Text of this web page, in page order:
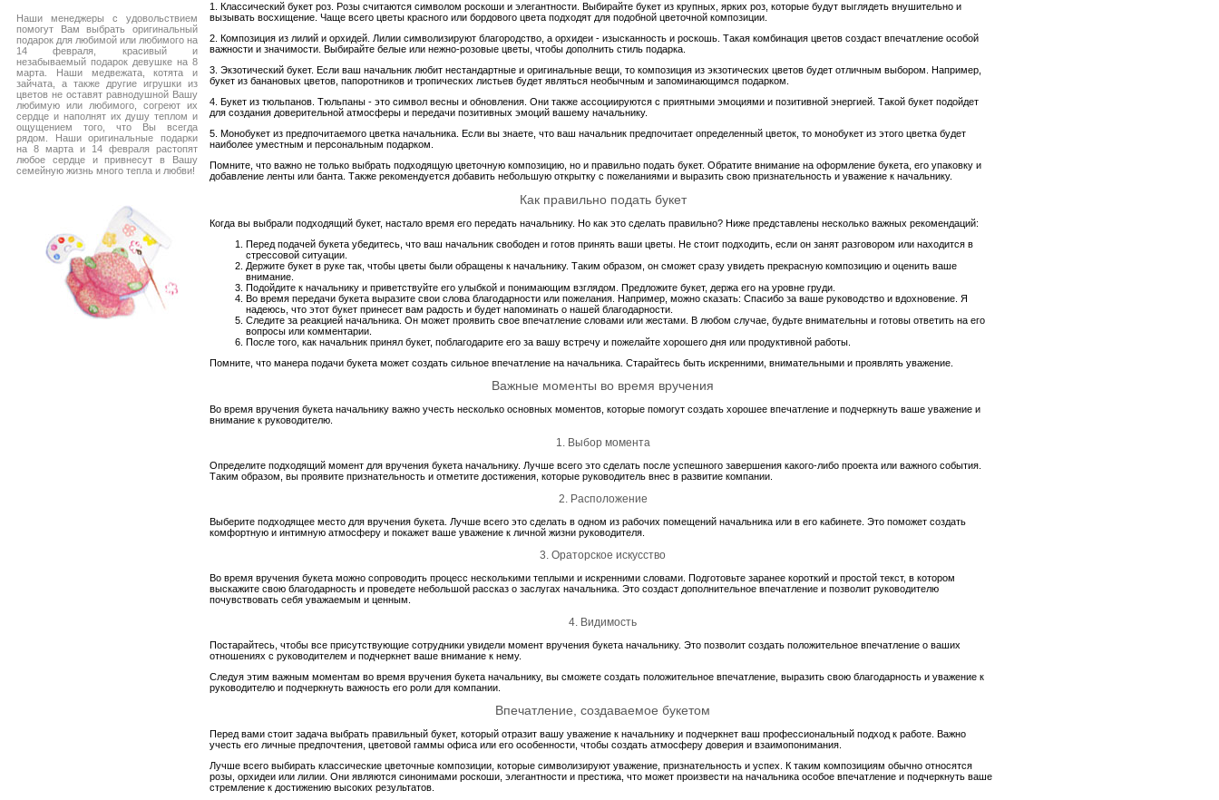
Наши менеджеры с удовольствием
помогут Вам выбрать оригинальный
подарок для любимой или любимого на
14 февраля, красивый и
незабываемый подарок девушке на 8
марта. Наши медвежата, котята и
зайчата, а также другие игрушки из
цветов не оставят равнодушной Вашу
любимую или любимого, согреют их
сердце и наполнят их душу теплом и
ощущением того, что Вы всегда
рядом. Наши оригинальные подарки
на 8 марта и 14 февраля растопят
любое сердце и привнесут в Вашу
семейную жизнь много тепла и любви!
1. Классический букет роз. Розы считаются символом роскоши и элегантности. Выбирайте букет из крупных, ярких роз, которые будут выглядеть внушительно и
вызывать восхищение. Чаще всего цветы красного или бордового цвета подходят для подобной цветочной композиции.
2. Композиция из лилий и орхидей. Лилии символизируют благородство, а орхидеи - изысканность и роскошь. Такая комбинация цветов создаст впечатление особой
важности и значимости. Выбирайте белые или нежно-розовые цветы, чтобы дополнить стиль подарка.
3. Экзотический букет. Если ваш начальник любит нестандартные и оригинальные вещи, то композиция из экзотических цветов будет отличным выбором. Например,
букет из банановых цветов, папоротников и тропических листьев будет являться необычным и запоминающимся подарком.
4. Букет из тюльпанов. Тюльпаны - это символ весны и обновления. Они также ассоциируются с приятными эмоциями и позитивной энергией. Такой букет подойдет
для создания доверительной атмосферы и передачи позитивных эмоций вашему начальнику.
5. Монобукет из предпочитаемого цветка начальника. Если вы знаете, что ваш начальник предпочитает определенный цветок, то монобукет из этого цветка будет
наиболее уместным и персональным подарком.
Помните, что важно не только выбрать подходящую цветочную композицию, но и правильно подать букет. Обратите внимание на оформление букета, его упаковку и
добавление ленты или банта. Также рекомендуется добавить небольшую открытку с пожеланиями и выразить свою признательность и уважение к начальнику.
Как правильно подать букет
Когда вы выбрали подходящий букет, настало время его передать начальнику. Но как это сделать правильно? Ниже представлены несколько важных рекомендаций:
Перед подачей букета убедитесь, что ваш начальник свободен и готов принять ваши цветы. Не стоит подходить, если он занят разговором или находится в
стрессовой ситуации.
Держите букет в руке так, чтобы цветы были обращены к начальнику. Таким образом, он сможет сразу увидеть прекрасную композицию и оценить ваше
внимание.
Подойдите к начальнику и приветствуйте его улыбкой и понимающим взглядом. Предложите букет, держа его на уровне груди.
Во время передачи букета выразите свои слова благодарности или пожелания. Например, можно сказать: Спасибо за ваше руководство и вдохновение. Я
надеюсь, что этот букет принесет вам радость и будет напоминать о нашей благодарности.
Следите за реакцией начальника. Он может проявить свое впечатление словами или жестами. В любом случае, будьте внимательны и готовы ответить на его
вопросы или комментарии.
После того, как начальник принял букет, поблагодарите его за вашу встречу и пожелайте хорошего дня или продуктивной работы.
Помните, что манера подачи букета может создать сильное впечатление на начальника. Старайтесь быть искренними, внимательными и проявлять уважение.
Важные моменты во время вручения
Во время вручения букета начальнику важно учесть несколько основных моментов, которые помогут создать хорошее впечатление и подчеркнуть ваше уважение и
внимание к руководителю.
1. Выбор момента
Определите подходящий момент для вручения букета начальнику. Лучше всего это сделать после успешного завершения какого-либо проекта или важного события.
Таким образом, вы проявите признательность и отметите достижения, которые руководитель внес в развитие компании.
2. Расположение
Выберите подходящее место для вручения букета. Лучше всего это сделать в одном из рабочих помещений начальника или в его кабинете. Это поможет создать
комфортную и интимную атмосферу и покажет ваше уважение к личной жизни руководителя.
3. Ораторское искусство
Во время вручения букета можно сопроводить процесс несколькими теплыми и искренними словами. Подготовьте заранее короткий и простой текст, в котором
выскажите свою благодарность и проведете небольшой рассказ о заслугах начальника. Это создаст дополнительное впечатление и позволит руководителю
почувствовать себя уважаемым и ценным.
4. Видимость
Постарайтесь, чтобы все присутствующие сотрудники увидели момент вручения букета начальнику. Это позволит создать положительное впечатление о ваших
отношениях с руководителем и подчеркнет ваше внимание к нему.
Следуя этим важным моментам во время вручения букета начальнику, вы сможете создать положительное впечатление, выразить свою благодарность и уважение к
руководителю и подчеркнуть важность его роли для компании.
Впечатление, создаваемое букетом
Перед вами стоит задача выбрать правильный букет, который отразит вашу уважение к начальнику и подчеркнет ваш профессиональный подход к работе. Важно
учесть его личные предпочтения, цветовой гаммы офиса или его особенности, чтобы создать атмосферу доверия и взаимопонимания.
Лучше всего выбирать классические цветочные композиции, которые символизируют уважение, признательность и успех. К таким композициям обычно относятся
розы, орхидеи или лилии. Они являются синонимами роскоши, элегантности и престижа, что может произвести на начальника особое впечатление и подчеркнуть ваше
стремление к достижению высоких результатов.